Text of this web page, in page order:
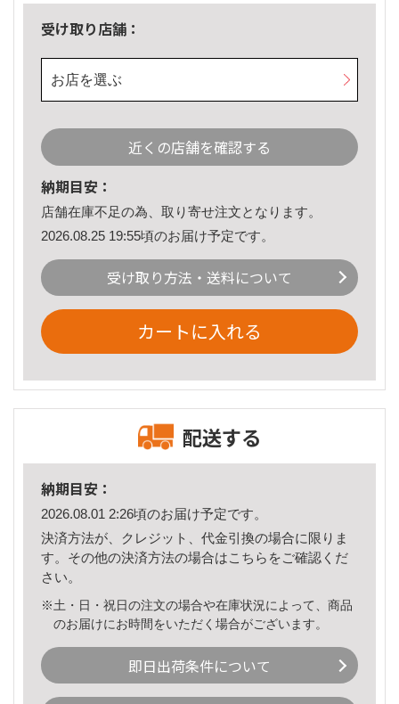
受け取り店舗：
お店を選ぶ
近くの店舗を確認する
納期目安：
店舗在庫不足の為、取り寄せ注文となります。
2026.08.25 19:55頃のお届け予定です。
受け取り方法・送料について
カートに入れる
配送する
納期目安：
2026.08.01 2:26頃のお届け予定です。
決済方法が、クレジット、代金引換の場合に限りま
す。その他の決済方法の場合はこちら をご確認くだ
さい。
※土・日・祝日の注文の場合や在庫状況によって、商品
のお届けにお時間をいただく場合がございます。
即日出荷条件について